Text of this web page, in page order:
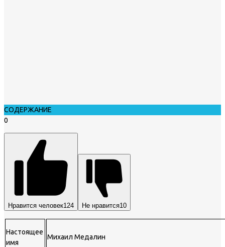
СОДЕРЖАНИЕ
0
Нравится человек124 Не нравится10
Настоящее
имя
Михаил Медалин